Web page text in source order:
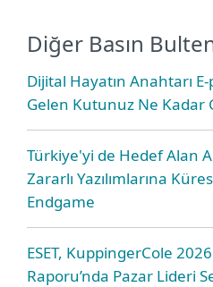
Diğer Basın
Dijital Hayatın Anahtarı
Gelen Kutunuz Ne Kadar
Türkiye'yi de Hedef Alan
Zararlı Yazılımlarına
Endgame
ESET, KuppingerCole
Raporu’nda Pazar Lideri